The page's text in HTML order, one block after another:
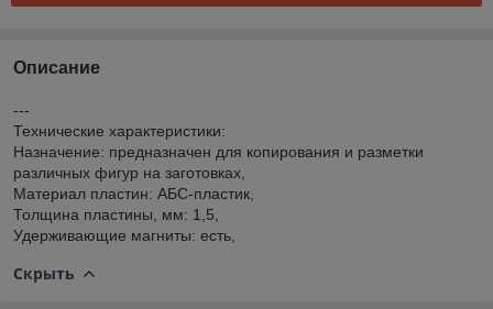
Описание
---
Технические характеристики:
Назначение: предназначен для копирования и разметки
различных фигур на заготовках,
Материал пластин: АБС-пластик,
Толщина пластины, мм: 1,5,
Удерживающие магниты: есть,
Скрыть